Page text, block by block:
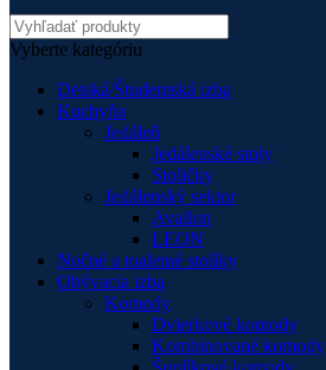
Vyberte kategóriu
Detská/Študentská izba
Kuchyňa
Jedáleň
Jedálenské stoly
Stoličky
Jedálenský sektor
Avallon
LEON
Nočné a toaletné stolíky
Obývacia izba
Komody
Dvierkové komody
Kombinované komody